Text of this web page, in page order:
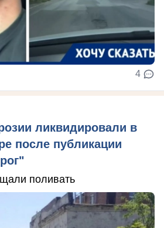
4
ликвидировали в
после публикации
поливать